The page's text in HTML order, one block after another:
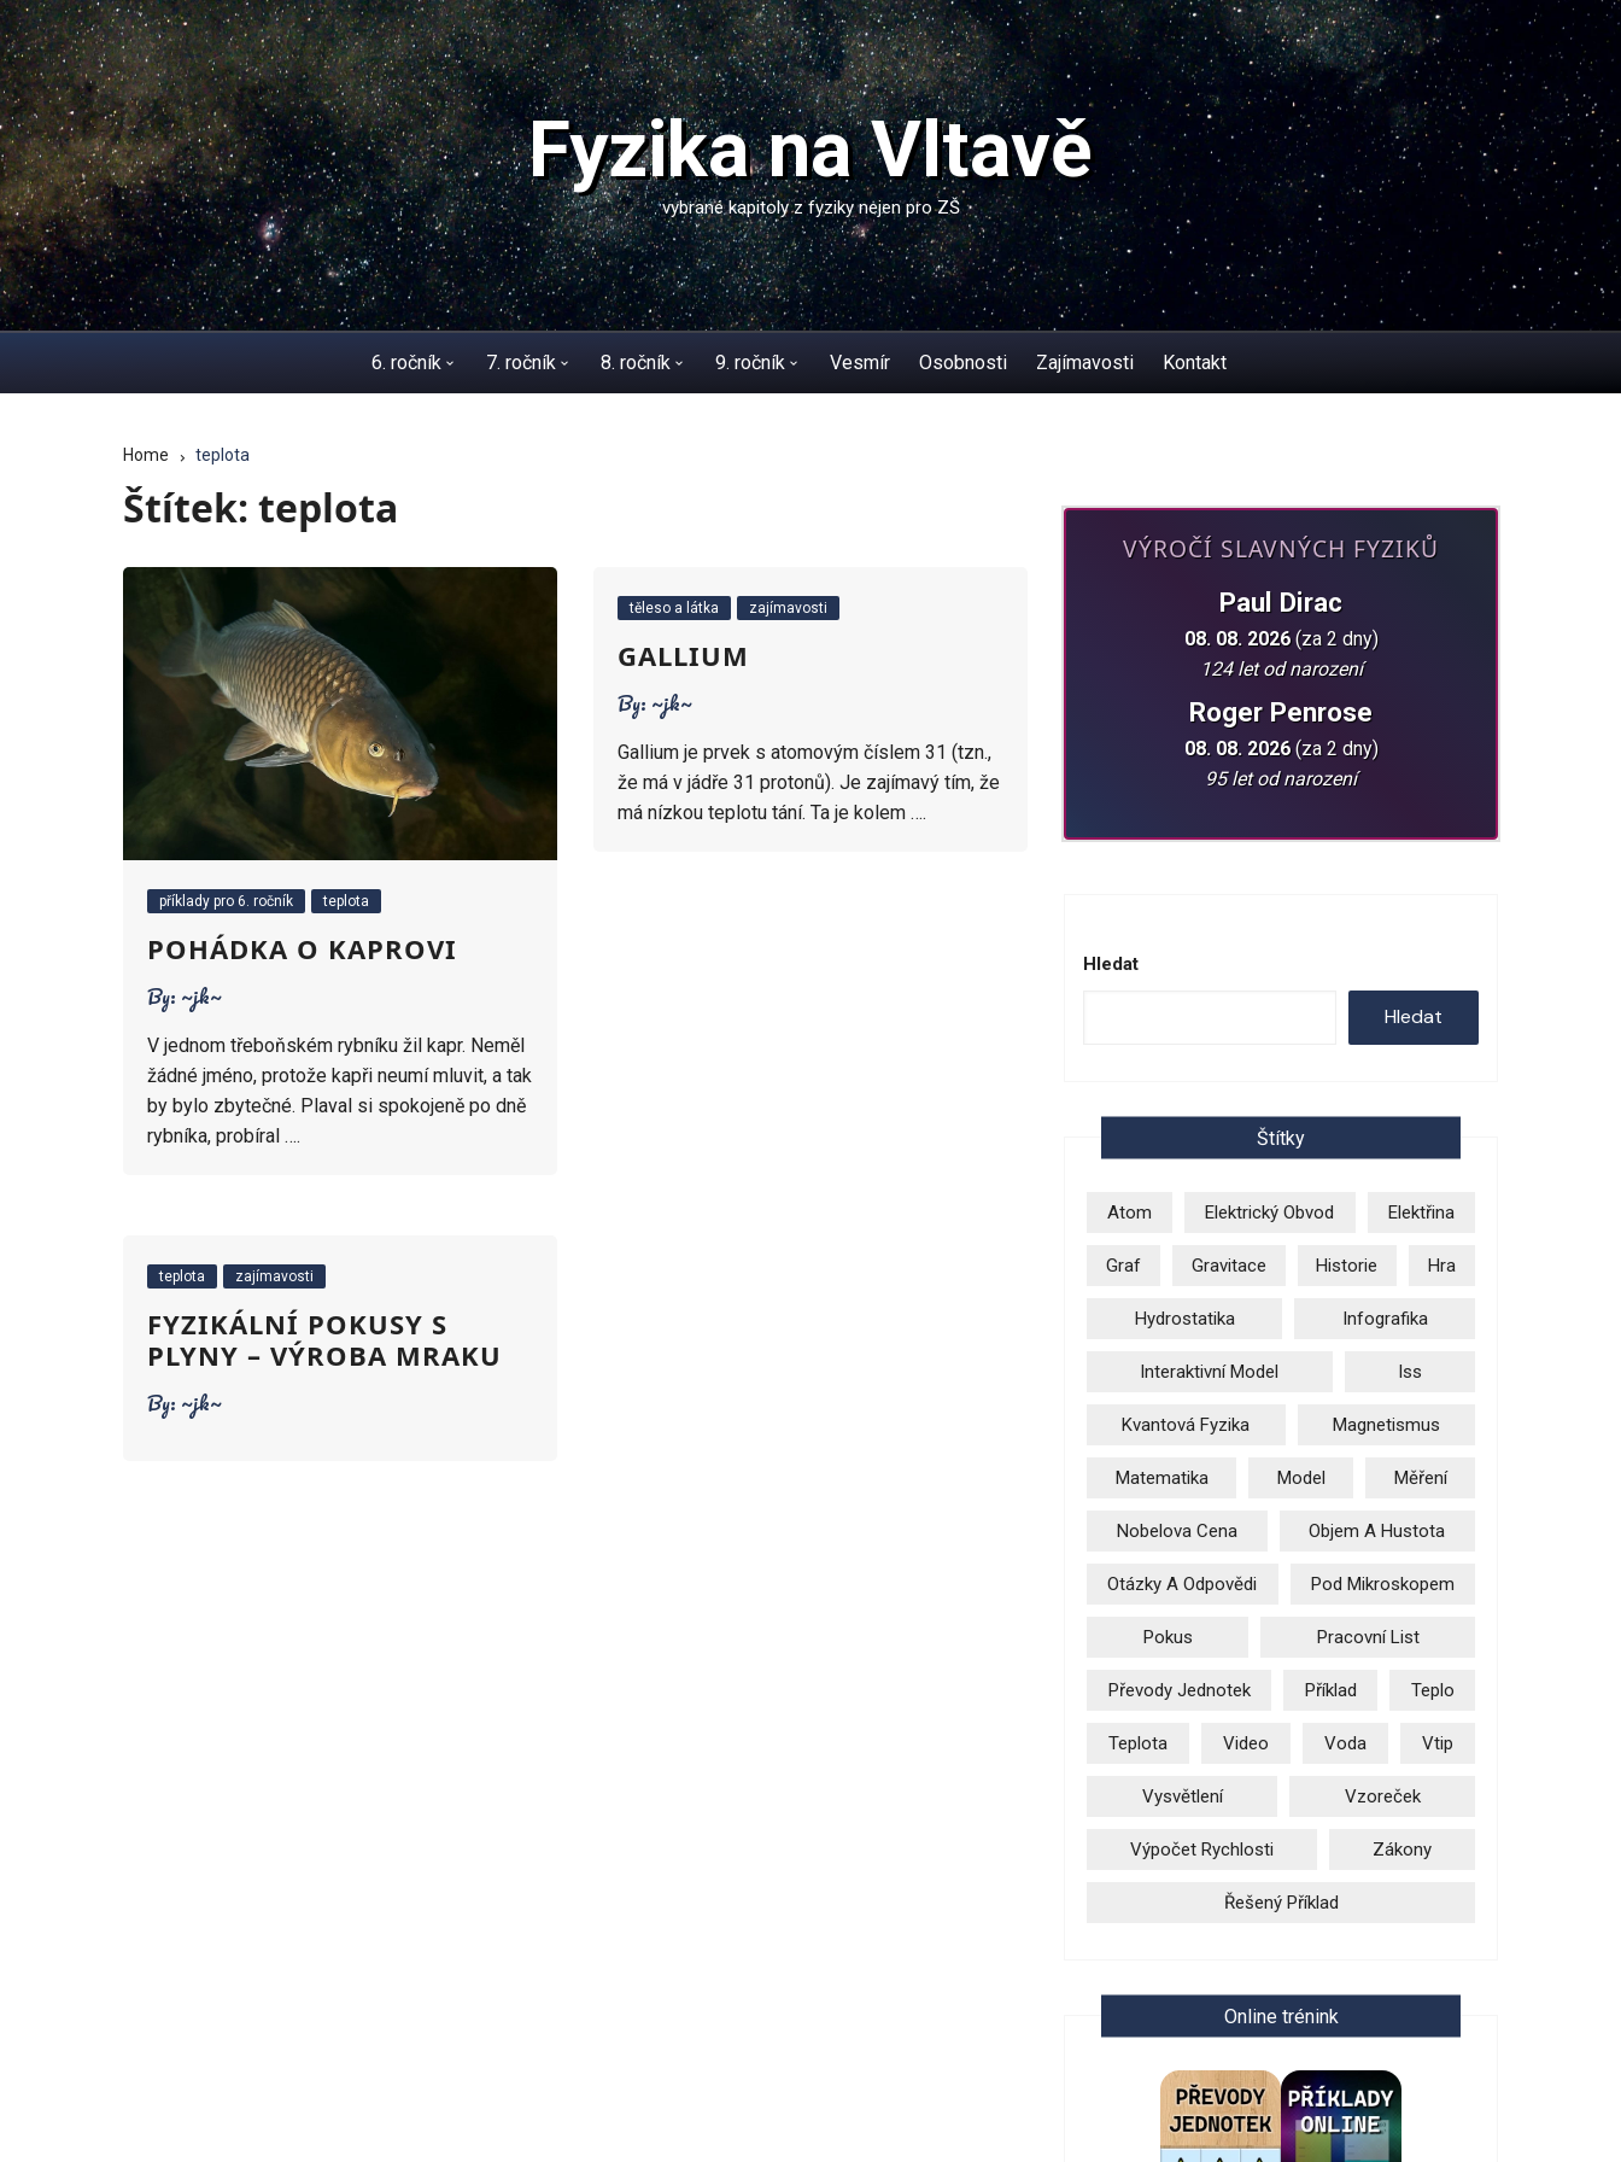
Skip
to
content
Fyzika na Vltavě
vybrané kapitoly z fyziky nejen pro ZŠ
6. ročník
příklady pro 6. ročník
7. ročník 8. ročník 9. ročník
příklady pro 9. ročník
Vesmír Osobnosti Zajímavosti Kontakt
Home teplota
Štítek: teplota
příklady pro 6. ročník teplota
POHÁDKA O KAPROVI
By: ~jk~
V jednom třeboňském rybníku žil kapr. Neměl
žádné jméno, protože kapři neumí mluvit, a tak
by bylo zbytečné. Plaval si spokojeně po dně
rybníka, probíral ….
těleso a látka zajímavosti
GALLIUM
By: ~jk~
Gallium je prvek s atomovým číslem 31 (tzn.,
že má v jádře 31 protonů). Je zajímavý tím, že
má nízkou teplotu tání. Ta je kolem ….
teplota zajímavosti
FYZIKÁLNÍ POKUSY S
PLYNY – VÝROBA MRAKU
By: ~jk~
VÝROČÍ SLAVNÝCH FYZIKŮ
Paul Dirac
08. 08. 2026(za 2 dny)
124 let od narození
Roger Penrose
08. 08. 2026(za 2 dny)
95 let od narození
Hledat
Hledat
Štítky
Atom Elektrický Obvod Elektřina
Graf Gravitace Historie Hra
Hydrostatika Infografika
Interaktivní Model Iss
Kvantová Fyzika Magnetismus
Matematika Model Měření
Nobelova Cena Objem A Hustota
Otázky A Odpovědi Pod Mikroskopem
Pokus Pracovní List
Převody Jednotek Příklad Teplo
Teplota Video Voda Vtip
Vysvětlení Vzoreček
Výpočet Rychlosti Zákony
Řešený Příklad
Online trénink